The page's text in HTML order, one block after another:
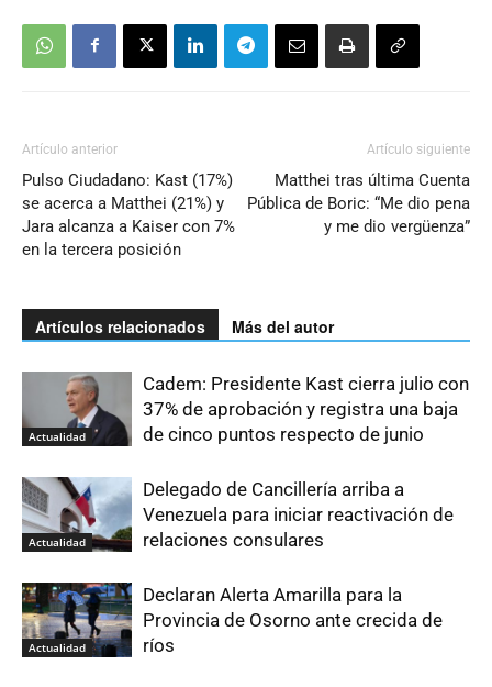
Artículo anterior
Pulso Ciudadano: Kast (17%)
se acerca a Matthei (21%) y
Jara alcanza a Kaiser con 7%
en la tercera posición
Artículo siguiente
Matthei tras última Cuenta
Pública de Boric: “Me dio pena
y me dio vergüenza”
Artículos relacionados Más del autor
Actualidad
Cadem: Presidente Kast cierra julio con
37% de aprobación y registra una baja
de cinco puntos respecto de junio
Actualidad
Delegado de Cancillería arriba a
Venezuela para iniciar reactivación de
relaciones consulares
Actualidad
Declaran Alerta Amarilla para la
Provincia de Osorno ante crecida de
ríos